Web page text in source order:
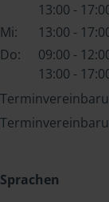
13:00 -
Mi:
13:00 -
Do:
09:00 -
13:00 -
Sprachen